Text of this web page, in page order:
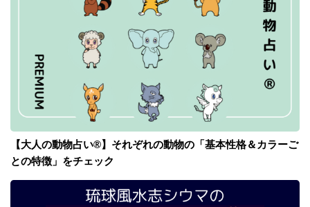
【大人の動物占い®】それぞれの動物の「基本性格＆カラーご
との特徴」をチェック